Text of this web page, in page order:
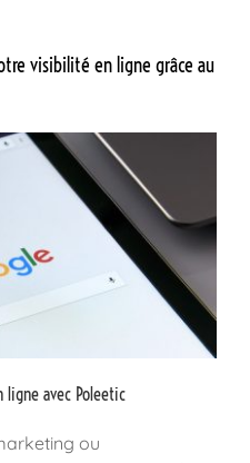
visibilité en ligne grâce au
avec Poleetic
ou